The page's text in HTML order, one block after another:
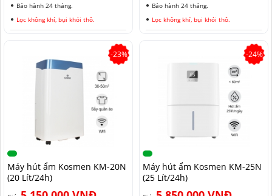
Bảo hành 24 tháng.
Lọc không khí, bụi khói thô.
Bảo hành 24 tháng.
Lọc không khí, bụi khói thô.
-23%
Máy hút ẩm Kosmen KM-20N
(20 Lít/24h)
-24%
Máy hút ẩm Kosmen KM-25N
(25 Lít/24h)